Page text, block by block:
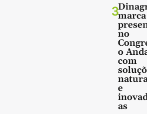
3marca
no
o
com
e
as